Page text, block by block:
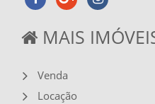
MAIS
Venda
Locação